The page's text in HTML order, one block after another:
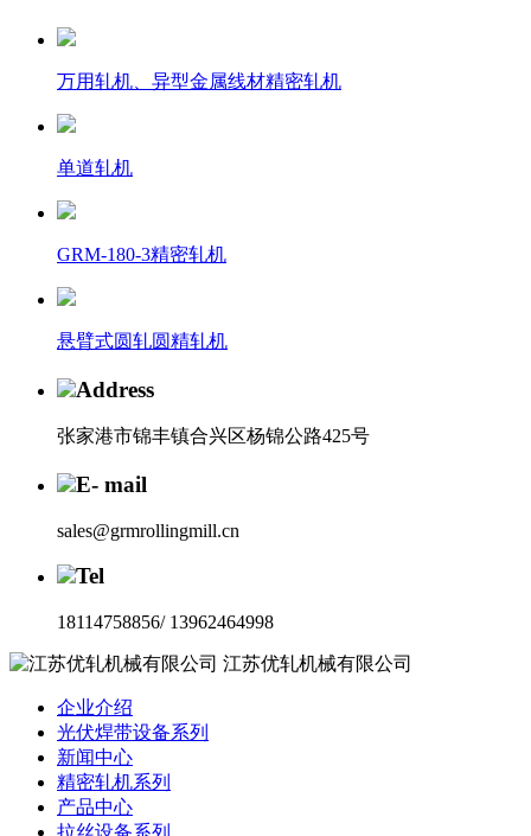
万用轧机、异型金属线材精密轧机
单道轧机
GRM-180-3精密轧机
悬臂式圆轧圆精轧机
Address
张家港市锦丰镇合兴区杨锦公路425号
E- mail
sales@grmrollingmill.cn
Tel
18114758856/ 13962464998
江苏优轧机械有限公司
企业介绍
光伏焊带设备系列
新闻中心
精密轧机系列
产品中心